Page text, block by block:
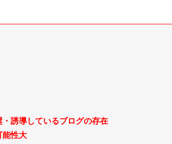
誘導しているブログの存在
能性大